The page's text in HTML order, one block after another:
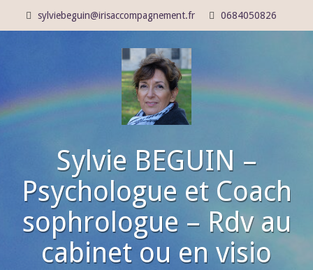
sylviebeguin@irisaccompagnement.fr 0684050826
Sylvie BEGUIN –
Psychologue et Coach
sophrologue – Rdv au
cabinet ou en visio